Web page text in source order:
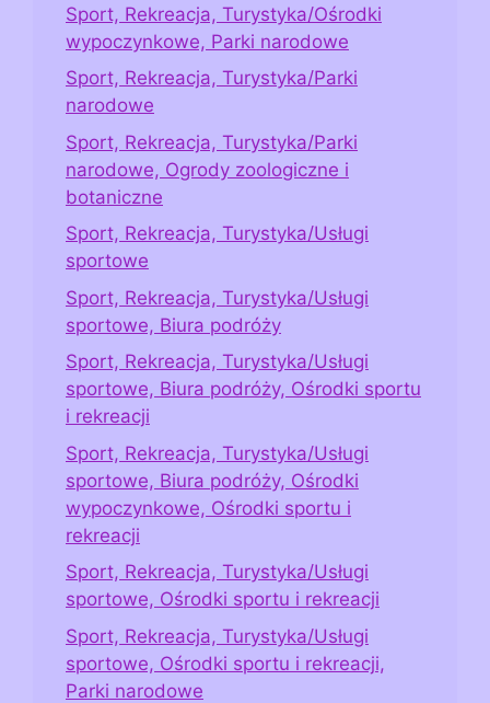
Sport, Rekreacja, Turystyka/Ośrodki
wypoczynkowe, Parki narodowe
Sport, Rekreacja, Turystyka/Parki
narodowe
Sport, Rekreacja, Turystyka/Parki
narodowe, Ogrody zoologiczne i
botaniczne
Sport, Rekreacja, Turystyka/Usługi
sportowe
Sport, Rekreacja, Turystyka/Usługi
sportowe, Biura podróży
Sport, Rekreacja, Turystyka/Usługi
sportowe, Biura podróży, Ośrodki sportu
i rekreacji
Sport, Rekreacja, Turystyka/Usługi
sportowe, Biura podróży, Ośrodki
wypoczynkowe, Ośrodki sportu i
rekreacji
Sport, Rekreacja, Turystyka/Usługi
sportowe, Ośrodki sportu i rekreacji
Sport, Rekreacja, Turystyka/Usługi
sportowe, Ośrodki sportu i rekreacji,
Parki narodowe